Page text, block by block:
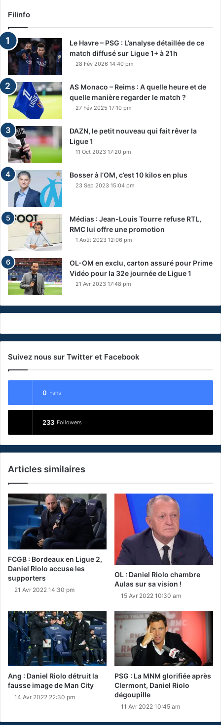
Filinfo
Le Havre – PSG : L’analyse détaillée de ce
match diffusé sur Ligue 1+ à 21h
28 Fév 2026 14:40 pm
AS Monaco – Reims : A quelle heure et de
quelle manière regarder le match ?
27 Fév 2025 17:10 pm
DAZN, le petit nouveau qui fait rêver la
Ligue 1
11 Oct 2023 17:20 pm
Bosser à l’OM, c’est 10 kilos en plus
23 Sep 2023 15:04 pm
Médias : Jean-Louis Tourre refuse RTL,
RMC lui offre une promotion
1 Août 2023 12:06 pm
OL-OM en exclu, carton assuré pour Prime
Vidéo pour la 32e journée de Ligue 1
21 Avr 2023 17:48 pm
Suivez nous sur Twitter et Facebook
0 Fans
233 Followers
Articles similaires
FCGB : Bordeaux en Ligue 2,
Daniel Riolo accuse les
supporters
21 Avr 2022 14:30 pm
OL : Daniel Riolo chambre
Aulas sur sa vision !
15 Avr 2022 10:30 am
Ang : Daniel Riolo détruit la
fausse image de Man City
14 Avr 2022 22:30 pm
PSG : La MNM glorifiée après
Clermont, Daniel Riolo
dégoupille
11 Avr 2022 10:45 am